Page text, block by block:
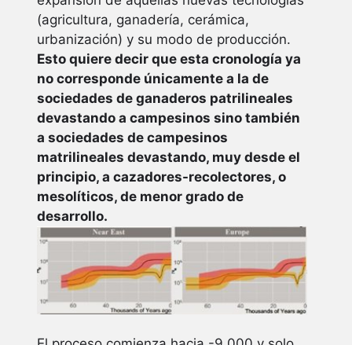
(agricultura, ganadería, cerámica,
urbanización) y su modo de producción.
Esto quiere decir que esta cronología ya
no corresponde únicamente a la de
sociedades de ganaderos patrilineales
devastando a campesinos sino también
a sociedades de campesinos
matrilineales devastando, muy desde el
principio, a cazadores-recolectores, o
mesolíticos, de menor grado de
desarrollo.